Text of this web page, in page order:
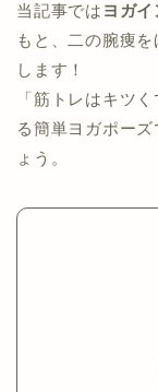
当記事では ヨガ
もと、二の腕痩
します！
「筋トレはキツ
る簡単ヨガポー
ょう。